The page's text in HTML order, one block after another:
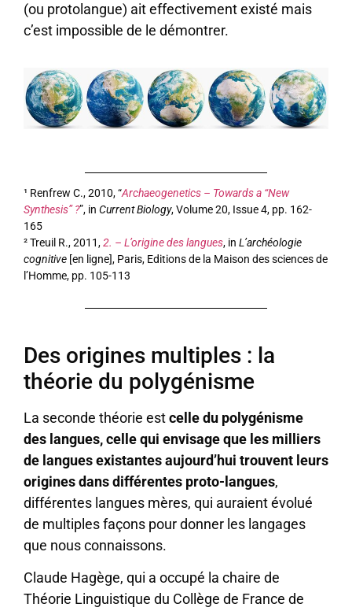
(ou protolangue) ait effectivement existé mais
c’est impossible de le démontrer.
¹ Renfrew C., 2010, “Archaeogenetics – Towards a “New
Synthesis” ?”, in Current Biology, Volume 20, Issue 4, pp. 162-
165
² Treuil R., 2011,2. – L’origine des langues, in L’archéologie
cognitive [en ligne], Paris, Editions de la Maison des sciences de
l’Homme, pp. 105-113
Des origines multiples : la
théorie du polygénisme
La seconde théorie estcelle du polygénisme
des langues, celle qui envisage que les milliers
de langues existantes aujourd’hui trouvent leurs
origines dans différentes proto-langues,
différentes langues mères, qui auraient évolué
de multiples façons pour donner les langages
que nous connaissons.
Claude Hagège, qui a occupé la chaire de
Théorie Linguistique du Collège de France de